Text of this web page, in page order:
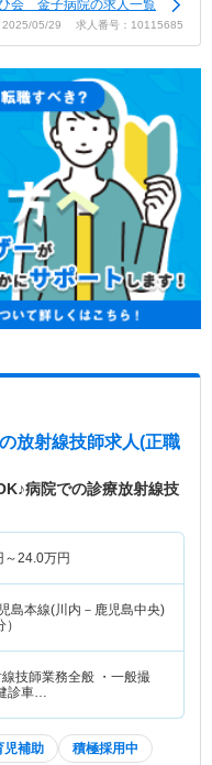
会 金子病院の求人一覧
2025/05/29 求人番号：10115685
の放射線技師求人(正職
病院での診療放射線技
～24.0万円
島本線(川内－鹿児島中央)
線技師業務全般 ・一般撮
理業務等 ※健診車…
児補助 積極採用中